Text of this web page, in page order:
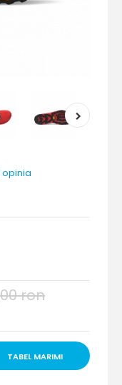
ron
TABEL MARIMI